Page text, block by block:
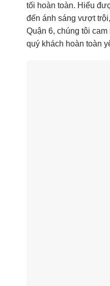
tối hoàn toàn. Hiểu
đến ánh sáng vượt
Quận 6, chúng tôi
quý khách hoàn toàn